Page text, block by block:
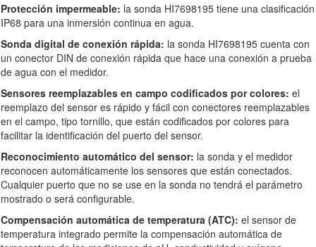
Protección impermeable: la sonda HI7698195 tiene una clasificación
IP68 para una inmersión continua en agua.
Sonda digital de conexión rápida: la sonda HI7698195 cuenta con
un conector DIN de conexión rápida que hace una conexión a prueba
de agua con el medidor.
Sensores reemplazables en campo codificados por colores: el
reemplazo del sensor es rápido y fácil con conectores reemplazables
en el campo, tipo tornillo, que están codificados por colores para
facilitar la identificación del puerto del sensor.
Reconocimiento automático del sensor: la sonda y el medidor
reconocen automáticamente los sensores que están conectados.
Cualquier puerto que no se use en la sonda no tendrá el parámetro
mostrado o será configurable.
Compensación automática de temperatura (ATC): el sensor de
temperatura integrado permite la compensación automática de